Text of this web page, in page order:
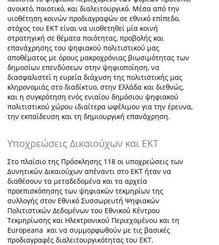
ανοικτό, ποιοτικό, και διαλειτουργικό. Mέσα από την
υιοθέτηση κοινών προδιαγραφών σε εθνικό επίπεδο,
στόχος του ΕΚΤ είναι να υιοθετηθεί μία κοινή
στρατηγική σε θέματα ποιότητας, προβολής και
επανάχρησης του ψηφιακού πολιτιστικού μας
αποθέματος με όρους μακροχρόνιας βιωσιμότητας των
δημοσίων επενδύσεων στην ψηφιοποίηση, να
διασφαλιστεί η ευρεία διάχυση της πολιτιστικής μας
κληρονομιάς στο διαδίκτυο, στην Ελλάδα και διεθνώς,
και η συγκρότηση ενός ενιαίου δημόσιου ψηφιακού
πολιτιστικού χώρου ιδιαίτερα ωφέλιμου για την έρευνα,
την εκπαίδευση και τη δημιουργική επανάχρηση.
Υποχρεώσεις Δικαιούχων και ΕΚΤ
Στο πλαίσιο της Πρόσκλησης 118 οι υποχρεώσεις των
Δυνητικών Δικαιούχων απέναντι στο ΕΚΤ ήταν να
διαθέσουν τα μεταδεδομένα και τα αρχεία
προεπισκόπησης των ψηφιακών τεκμηρίων της
συλλογής στον Εθνικό Συσσωρευτή Ψηφιακών
Πολιτιστικών Δεδομένων του Εθνικού Κέντρου
Τεκμηρίωσης και Ηλεκτρονικού Περιεχομένου και τη
Europeana και να συμμορφωθούν με τις βασικές
προδιαγραφές διαλειτουργικότητας του ΕΚΤ.